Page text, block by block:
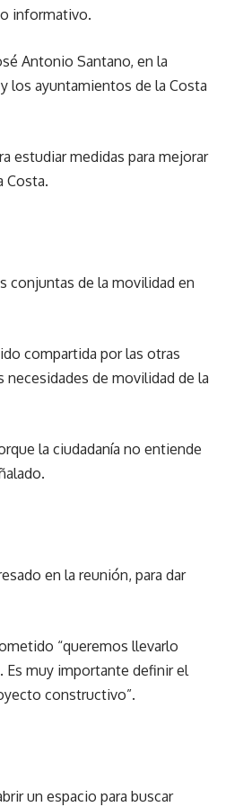
informativo.
Antonio Santano, en la
los ayuntamientos de la Costa
estudiar medidas para mejorar
Costa.
conjuntas de la movilidad en
compartida por las otras
necesidades de movilidad de la
la ciudadanía no entiende
en la reunión, para dar
“queremos llevarlo
Es muy importante definir el
constructivo”.
un espacio para buscar